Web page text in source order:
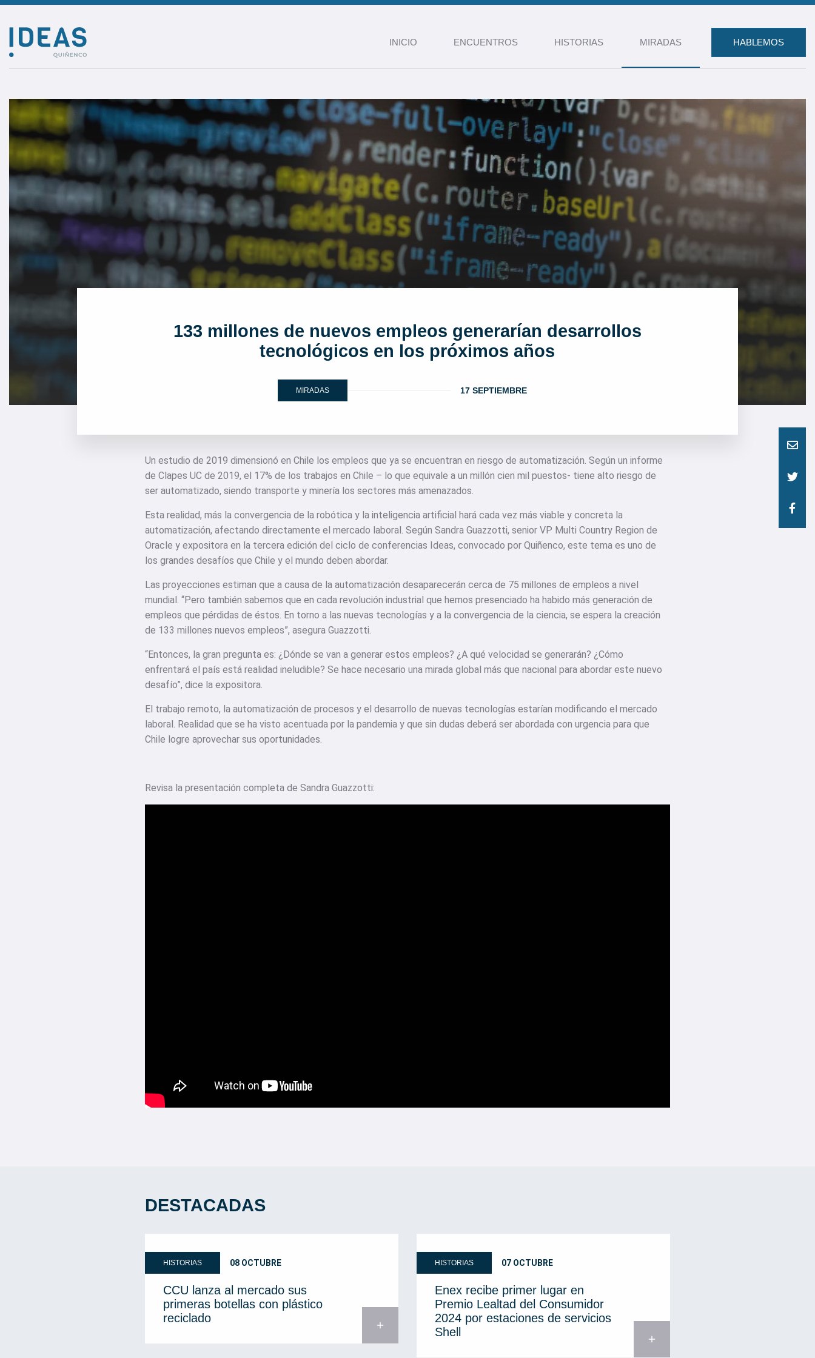
INICIO ENCUENTROS HISTORIAS MIRADAS HABLEMOS
133 millones de nuevos empleos generarían desarrollos
tecnológicos en los próximos años
MIRADAS 17 SEPTIEMBRE
Un estudio de 2019 dimensionó en Chile los empleos que ya se encuentran en riesgo de automatización. Según un informe
de Clapes UC de 2019, el 17% de los trabajos en Chile – lo que equivale a un millón cien mil puestos- tiene alto riesgo de
ser automatizado, siendo transporte y minería los sectores más amenazados.
Esta realidad, más la convergencia de la robótica y la inteligencia artificial hará cada vez más viable y concreta la
automatización, afectando directamente el mercado laboral. Según Sandra Guazzotti, senior VP Multi Country Region de
Oracle y expositora en la tercera edición del ciclo de conferencias Ideas, convocado por Quiñenco, este tema es uno de
los grandes desafíos que Chile y el mundo deben abordar.
Las proyecciones estiman que a causa de la automatización desaparecerán cerca de 75 millones de empleos a nivel
mundial. “Pero también sabemos que en cada revolución industrial que hemos presenciado ha habido más generación de
empleos que pérdidas de éstos. En torno a las nuevas tecnologías y a la convergencia de la ciencia, se espera la creación
de 133 millones nuevos empleos”, asegura Guazzotti.
“Entonces, la gran pregunta es: ¿Dónde se van a generar estos empleos? ¿A qué velocidad se generarán? ¿Cómo
enfrentará el país está realidad ineludible? Se hace necesario una mirada global más que nacional para abordar este nuevo
desafío”, dice la expositora.
El trabajo remoto, la automatización de procesos y el desarrollo de nuevas tecnologías estarían modificando el mercado
laboral. Realidad que se ha visto acentuada por la pandemia y que sin dudas deberá ser abordada con urgencia para que
Chile logre aprovechar sus oportunidades.
Revisa la presentación completa de Sandra Guazzotti:
DESTACADAS
HISTORIAS 08 OCTUBRE
CCU lanza al mercado sus
primeras botellas con plástico
reciclado
add
HISTORIAS 07 OCTUBRE
Enex recibe primer lugar en
Premio Lealtad del Consumidor
2024 por estaciones de servicios
Shell
add